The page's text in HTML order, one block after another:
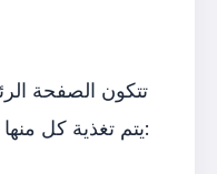
يتم تغذية كل منها ديناميكيًا من قاعدة البيانات: